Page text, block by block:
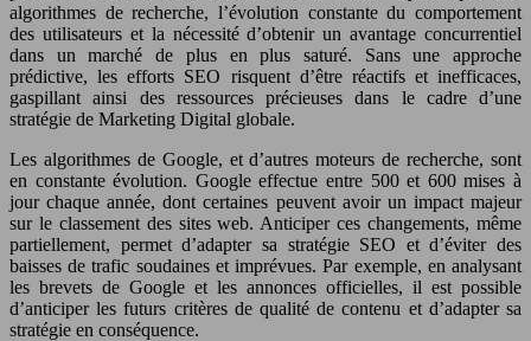
algorithmes de recherche, l’évolution constante du comportement
des utilisateurs et la nécessité d’obtenir un avantage concurrentiel
dans un marché de plus en plus saturé. Sans une approche
prédictive, les efforts SEO risquent d’être réactifs et inefficaces,
gaspillant ainsi des ressources précieuses dans le cadre d’une
stratégie de Marketing Digital globale.
Les algorithmes de Google, et d’autres moteurs de recherche, sont
en constante évolution. Google effectue entre 500 et 600 mises à
jour chaque année, dont certaines peuvent avoir un impact majeur
sur le classement des sites web. Anticiper ces changements, même
partiellement, permet d’adapter sa stratégie SEO et d’éviter des
baisses de trafic soudaines et imprévues. Par exemple, en analysant
les brevets de Google et les annonces officielles, il est possible
d’anticiper les futurs critères de qualité de contenu et d’adapter sa
stratégie en conséquence.